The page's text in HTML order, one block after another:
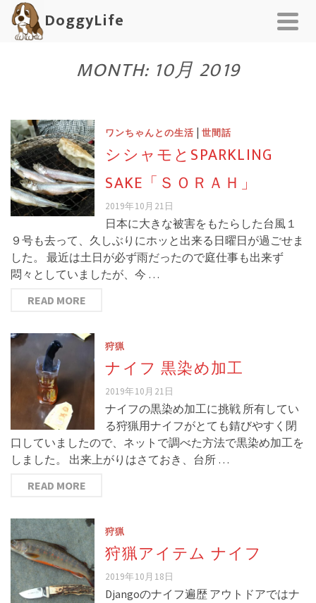
DoggyLife
MONTH: 10月 2019
ワンちゃんとの生活 |世間話
シシャモとSPARKLING
SAKE「ＳＯＲＡＨ」
2019年10月21日
日本に大きな被害をもたらした台風１
９号も去って、久しぶりにホッと出来る日曜日が過ごせま
した。 最近は土日が必ず雨だったので庭仕事も出来ず
悶々としていましたが、今 …
READ MORE
狩猟
ナイフ 黒染め加工
2019年10月21日
ナイフの黒染め加工に挑戦 所有してい
る狩猟用ナイフがとても錆びやすく閉
口していましたので、ネットで調べた方法で黒染め加工を
しました。 出来上がりはさておき、台所 …
READ MORE
狩猟
狩猟アイテム ナイフ
2019年10月18日
Djangoのナイフ遍歴 アウトドアではナ